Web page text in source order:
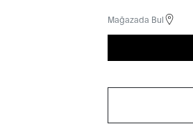
Mağazada Bul